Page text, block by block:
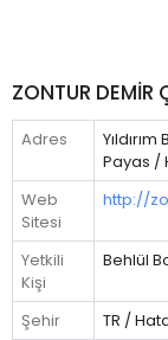
ZONTUR DEMİR
Adres
Payas /
Web
Sitesi
http://
Yetkili
Kişi
Behlül
Şehir TR /